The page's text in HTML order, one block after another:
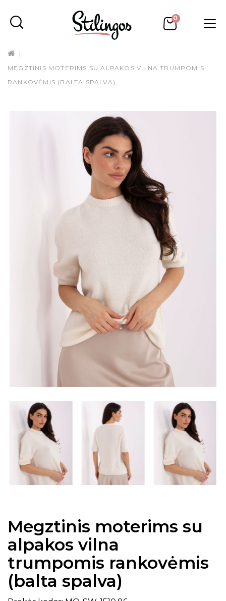
0
MEGZTINIS MOTERIMS SU ALPAKOS VILNA TRUMPOMIS
RANKOVĖMIS (BALTA SPALVA)
Megztinis moterims su
alpakos vilna
trumpomis rankovėmis
(balta spalva)